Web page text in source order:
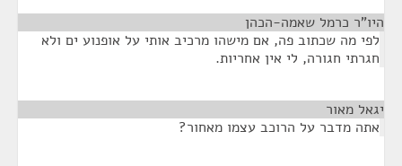
היו"ר כרמל שאמה-הכהן
לפי מה שכתוב פה, אם מישהו מרכיב אותי על אופנוע ים ולא
חגרתי חגורה, לי אין אחריות.
יגאל מאור
אתה מדבר על הרוכב עצמו מאחור?